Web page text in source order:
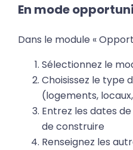
En mode
Dans le module «
Sélectionnez le
Choisissez le type
(logements,
Entrez les dates
de construire
Renseignez les